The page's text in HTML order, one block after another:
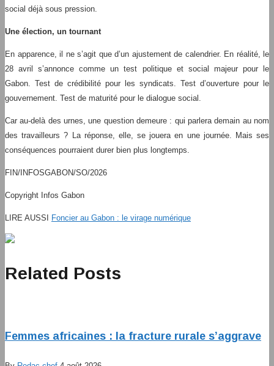
social déjà sous pression.
Une élection, un tournant
En apparence, il ne s’agit que d’un ajustement de calendrier. En réalité, le
28 avril s’annonce comme un test politique et social majeur pour le
Gabon. Test de crédibilité pour les syndicats. Test d’ouverture pour le
gouvernement. Test de maturité pour le dialogue social.
Car au-delà des urnes, une question demeure : qui parlera demain au nom
des travailleurs ? La réponse, elle, se jouera en une journée. Mais ses
conséquences pourraient durer bien plus longtemps.
FIN/INFOSGABON/SO/2026
Copyright Infos Gabon
LIRE AUSSI Foncier au Gabon : le virage numérique
Related Posts
Femmes africaines : la fracture rurale s’aggrave